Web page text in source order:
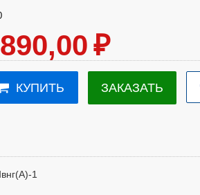
,00₽
КУПИТЬ ЗАКАЗАТЬ
1